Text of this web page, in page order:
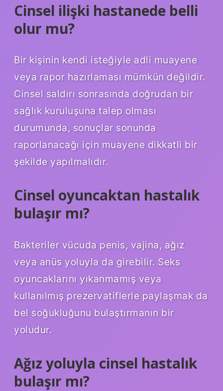
Cinsel ilişki hastanede belli
olur mu?
Bir kişinin kendi isteğiyle adli muayene
veya rapor hazırlaması mümkün değildir.
Cinsel saldırı sonrasında doğrudan bir
sağlık kuruluşuna talep olması
durumunda, sonuçlar sonunda
raporlanacağı için muayene dikkatli bir
şekilde yapılmalıdır.
Cinsel oyuncaktan hastalık
bulaşır mı?
Bakteriler vücuda penis, vajina, ağız
veya anüs yoluyla da girebilir. Seks
oyuncaklarını yıkanmamış veya
kullanılmış prezervatiflerle paylaşmak da
bel soğukluğunu bulaştırmanın bir
yoludur.
Ağız yoluyla cinsel hastalık
bulaşır mı?